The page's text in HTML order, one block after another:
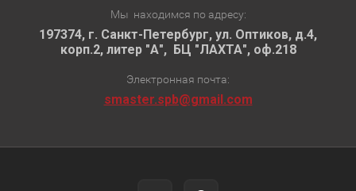
Мы находимся по адресу:
197374, г. Санкт-Петербург, ул. Оптиков, д.4,
корп.2, литер "А", БЦ "ЛАХТА", оф.218
Электронная почта:
smaster.spb@gmail.com